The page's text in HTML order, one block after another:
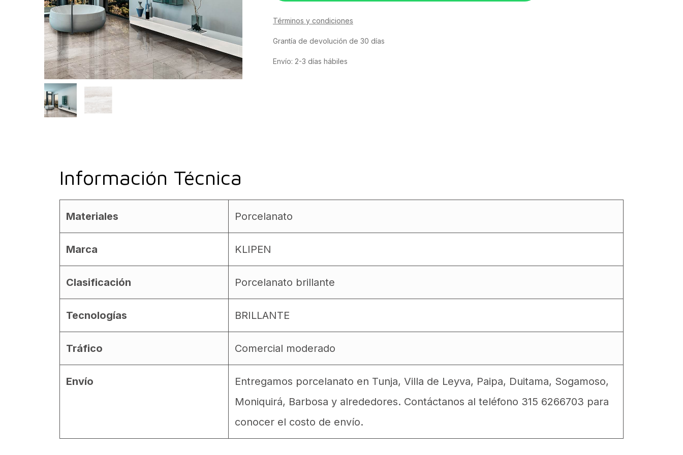
Términos y condiciones
Grantía de devolución de 30 días
Envío: 2-3 días hábiles
Información Técnica
Materiales Porcelanato
Marca KLIPEN
Clasificación Porcelanato brillante
Tecnologías BRILLANTE
Tráfico Comercial moderado
Envío
Entregamos porcelanato en Tunja, Villa de Leyva, Paipa, Duitama, Sogamoso,
Moniquirá, Barbosa y alrededores. Contáctanos al teléfono 315 6266703 para
conocer el costo de envío.